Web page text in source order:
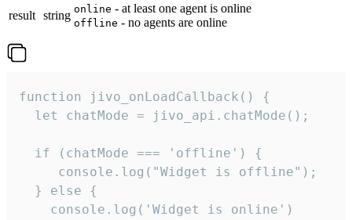
result string online - at least one agent is online
offline - no agents are online
function jivo_onLoadCallback() {
  let chatMode = jivo_api.chatMode();
  if (chatMode === 'offline') {
     console.log("Widget is offline");
  } else {
    console.log('Widget is online')